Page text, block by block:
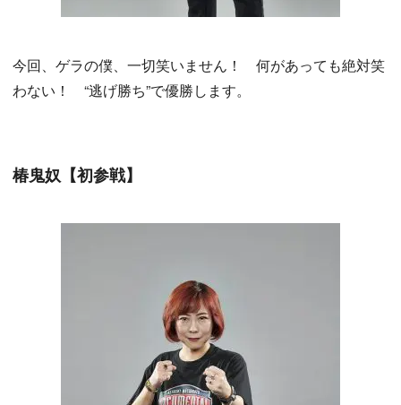
今回、ゲラの僕、一切笑いません！ 何があっても絶対笑
わない！ “逃げ勝ち”で優勝します。
椿鬼奴【初参戦】